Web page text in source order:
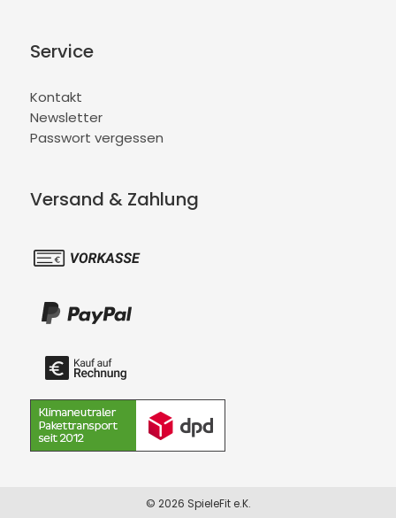
Service
Kontakt
Newsletter
Passwort vergessen
Versand & Zahlung
© 2026 SpieleFit e.K.